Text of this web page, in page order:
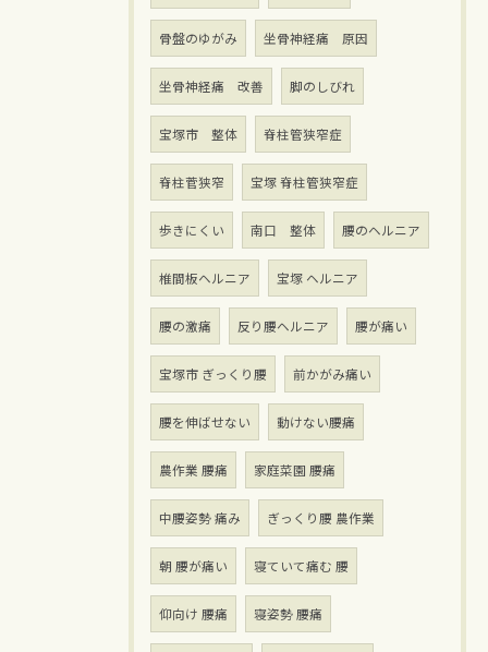
骨盤のゆがみ 坐骨神経痛 原因
坐骨神経痛 改善 脚のしびれ
宝塚市 整体 脊柱管狭窄症
脊柱菅狭窄 宝塚 脊柱管狭窄症
歩きにくい 南口 整体 腰のヘルニア
椎間板ヘルニア 宝塚 ヘルニア
腰の激痛 反り腰ヘルニア 腰が痛い
宝塚市 ぎっくり腰 前かがみ痛い
腰を伸ばせない 動けない腰痛
農作業 腰痛 家庭菜園 腰痛
中腰姿勢 痛み ぎっくり腰 農作業
朝 腰が痛い 寝ていて痛む 腰
仰向け 腰痛 寝姿勢 腰痛